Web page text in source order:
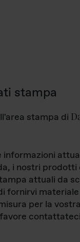
stampa
stampa di
i nostri prodotti
attuali da
fornirvi
per la